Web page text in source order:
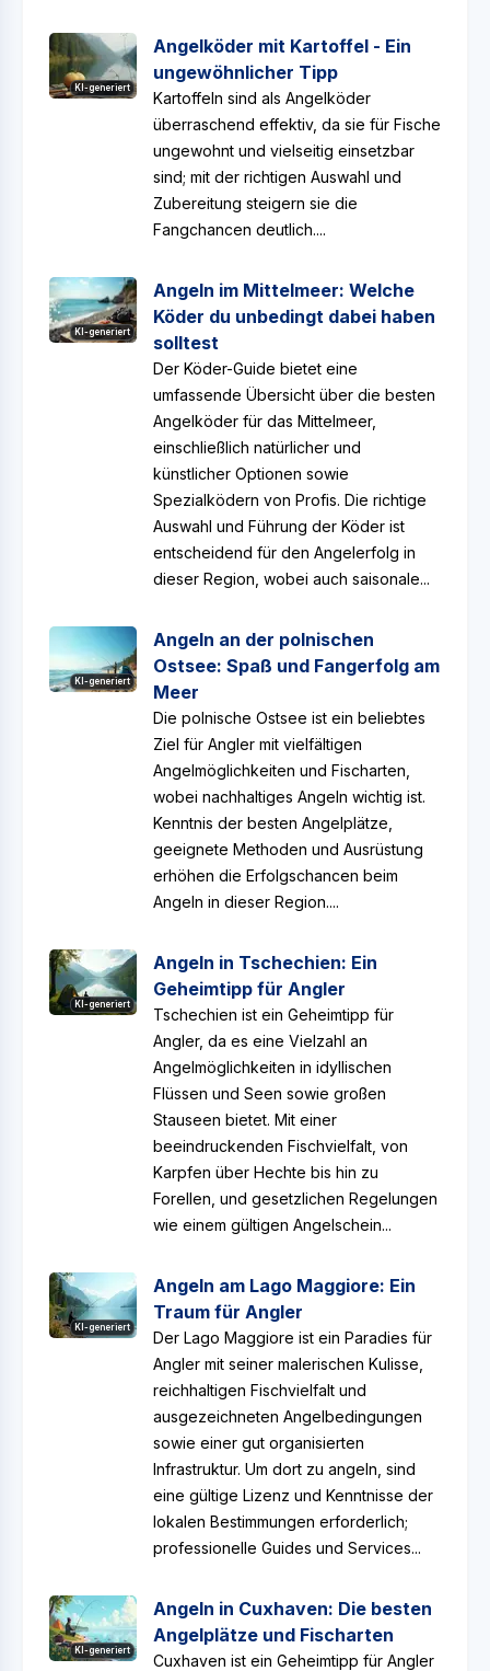
KI-generiert
Angelköder mit Kartoffel - Ein
ungewöhnlicher Tipp
Kartoffeln sind als Angelköder
überraschend effektiv, da sie für Fische
ungewohnt und vielseitig einsetzbar
sind; mit der richtigen Auswahl und
Zubereitung steigern sie die
Fangchancen deutlich....
KI-generiert
Angeln im Mittelmeer: Welche
Köder du unbedingt dabei haben
solltest
Der Köder-Guide bietet eine
umfassende Übersicht über die besten
Angelköder für das Mittelmeer,
einschließlich natürlicher und
künstlicher Optionen sowie
Spezialködern von Profis. Die richtige
Auswahl und Führung der Köder ist
entscheidend für den Angelerfolg in
dieser Region, wobei auch saisonale...
KI-generiert
Angeln an der polnischen
Ostsee: Spaß und Fangerfolg am
Meer
Die polnische Ostsee ist ein beliebtes
Ziel für Angler mit vielfältigen
Angelmöglichkeiten und Fischarten,
wobei nachhaltiges Angeln wichtig ist.
Kenntnis der besten Angelplätze,
geeignete Methoden und Ausrüstung
erhöhen die Erfolgschancen beim
Angeln in dieser Region....
KI-generiert
Angeln in Tschechien: Ein
Geheimtipp für Angler
Tschechien ist ein Geheimtipp für
Angler, da es eine Vielzahl an
Angelmöglichkeiten in idyllischen
Flüssen und Seen sowie großen
Stauseen bietet. Mit einer
beeindruckenden Fischvielfalt, von
Karpfen über Hechte bis hin zu
Forellen, und gesetzlichen Regelungen
wie einem gültigen Angelschein...
KI-generiert
Angeln am Lago Maggiore: Ein
Traum für Angler
Der Lago Maggiore ist ein Paradies für
Angler mit seiner malerischen Kulisse,
reichhaltigen Fischvielfalt und
ausgezeichneten Angelbedingungen
sowie einer gut organisierten
Infrastruktur. Um dort zu angeln, sind
eine gültige Lizenz und Kenntnisse der
lokalen Bestimmungen erforderlich;
professionelle Guides und Services...
KI-generiert
Angeln in Cuxhaven: Die besten
Angelplätze und Fischarten
Cuxhaven ist ein Geheimtipp für Angler